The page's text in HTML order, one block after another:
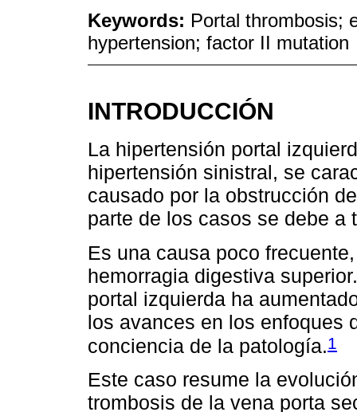
Keywords: Portal thrombosis;
hypertension; factor II mutation
INTRODUCCIÓN
La hipertensión portal
hipertensión sinistral, se
causado por la obstrucción
parte de los casos se debe a
Es una causa poco
hemorragia digestiva
portal izquierda ha
los avances en los enfoques
conciencia de la patología.1
Este caso resume la
trombosis de la vena porta